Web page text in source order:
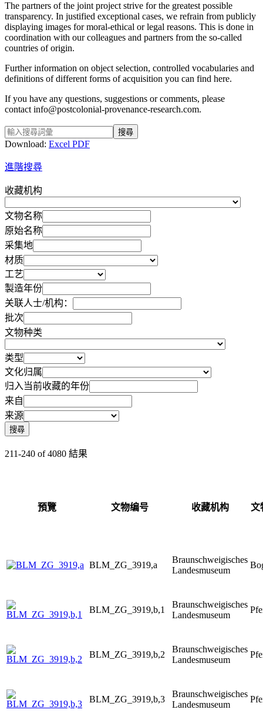
The partners of the joint project strive for the greatest possible
transparency. In justified exceptional cases, we refrain from publicly
displaying images for moral-ethical or legal reasons. This is done in
coordination with our colleagues and partners from the so-called
countries of origin.
Further information on object selection, controlled vocabularies and
definitions of different forms of acquisition you can find here.
If you have any questions, suggestions or comments, please
contact info@postcolonial-provenance-research.com.
搜尋
Download: Excel PDF
進階搜尋
收藏机构
文物名称
原始名称
采集地
材质
工艺
製造年份
关联人士/机构：
批次
文物种类
类型
文化归属
归入当前收藏的年份
来自
来源
搜尋
211-240 of 4080 結果
預覽 文物编号 收藏机构 文
BLM_ZG_3919,a
Braunschweigisches
Landesmuseum
BLM_ZG_3919,b,1
Braunschweigisches
Landesmuseum
BLM_ZG_3919,b,2
Braunschweigisches
Landesmuseum
BLM_ZG_3919,b,3
Braunschweigisches
Landesmuseum